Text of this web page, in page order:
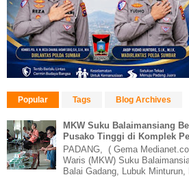
Popular Tags Blog Archives
MKW Suku Balaimansiang
Pusako Tinggi di Komplek
PADANG, ( Gema
Waris (MKW) Suku
Balai Gadang, Lubuk Minturun,